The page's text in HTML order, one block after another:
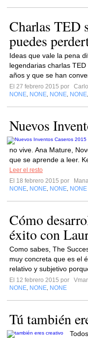
Charlas TED
puedes
Ideas que vale la pena
legendarias charlas
años y que se han
El 27 febrero 2015 por
NONE NONE NONE NONE
Nuevos
no vive. Ana Mature,
que se aprende a leer.
Leer el resto
El 18 febrero 2015 por
NONE NONE NONE NONE
Cómo
éxito con
Como sabes, The
muy concreta que es el
relativo y subjetivo
El 12 febrero 2015 por
NONE NONE NONE
Tú también